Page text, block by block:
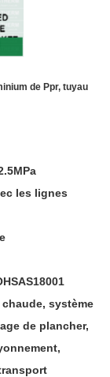
de Ppr, tuyau
les lignes
système
de plancher,